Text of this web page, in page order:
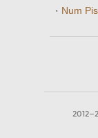
· Num